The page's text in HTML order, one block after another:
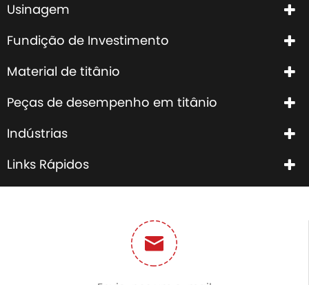
Usinagem
Fundição de Investimento
Material de titânio
Peças de desempenho em titânio
Indústrias
Links Rápidos